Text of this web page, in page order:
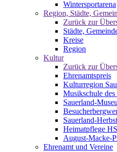
Wintersportarena
Region, Städte,
Zurück zur
Städte,
Kreise
Region
Kultur
Zurück zur
Ehrenamtspreis
Kulturregion
Musikschule des
Sauerland-
Sauerland-Herbst
Heimatpflege
August-Macke-
Ehrenamt und Vereine